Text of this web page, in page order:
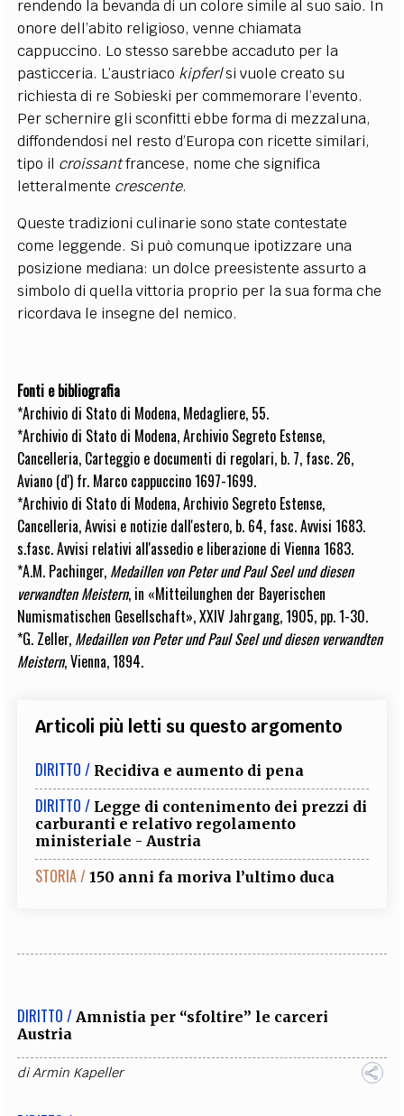
rendendo la bevanda di un colore simile al suo saio. In
onore dell’abito religioso, venne chiamata
cappuccino. Lo stesso sarebbe accaduto per la
pasticceria. L’austriaco kipferlsi vuole creato su
richiesta di re Sobieski per commemorare l’evento.
Per schernire gli sconfitti ebbe forma di mezzaluna,
diffondendosi nel resto d’Europa con ricette similari,
tipo il croissantfrancese, nome che significa
letteralmente crescente.
Queste tradizioni culinarie sono state contestate
come leggende. Si può comunque ipotizzare una
posizione mediana: un dolce preesistente assurto a
simbolo di quella vittoria proprio per la sua forma che
ricordava le insegne del nemico.
Fonti e bibliografia
*Archivio di Stato di Modena, Medagliere, 55.
*Archivio di Stato di Modena, Archivio Segreto Estense,
Cancelleria, Carteggio e documenti di regolari, b. 7, fasc. 26,
Aviano (d') fr. Marco cappuccino 1697-1699.
*Archivio di Stato di Modena, Archivio Segreto Estense,
Cancelleria, Avvisi e notizie dall'estero, b. 64, fasc. Avvisi 1683.
s.fasc. Avvisi relativi all'assedio e liberazione di Vienna 1683.
*A.M. Pachinger, Medaillen von Peter und Paul Seel und diesen
verwandten Meistern, in «Mitteilunghen der Bayerischen
Numismatischen Gesellschaft», XXIV Jahrgang, 1905, pp. 1-30.
*G. Zeller, Medaillen von Peter und Paul Seel und diesen verwandten
Meistern, Vienna, 1894.
Articoli più letti su questo argomento
DIRITTO / Recidiva e aumento di pena
DIRITTO / Legge di contenimento dei prezzi di
carburanti e relativo regolamento
ministeriale - Austria
STORIA / 150 anni fa moriva l’ultimo duca
DIRITTO / Amnistia per “sfoltire” le carceri
Austria
diArmin Kapeller